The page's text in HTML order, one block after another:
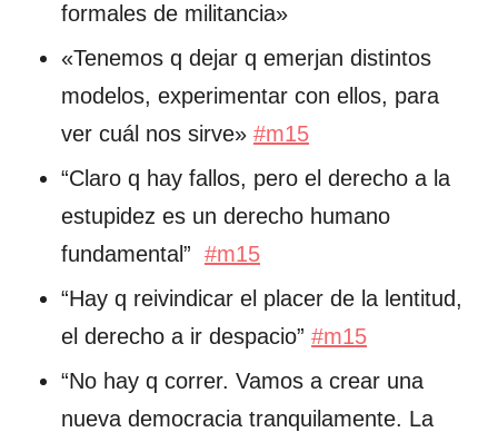
formales de militancia»
«Tenemos q dejar q emerjan distintos
modelos, experimentar con ellos, para
ver cuál nos sirve» #m15
“Claro q hay fallos, pero el derecho a la
estupidez es un derecho humano
fundamental” #m15
“Hay q reivindicar el placer de la lentitud,
el derecho a ir despacio” #m15
“No hay q correr. Vamos a crear una
nueva democracia tranquilamente. La